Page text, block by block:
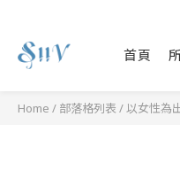
首頁
Home / 部落格列表 /以女性為